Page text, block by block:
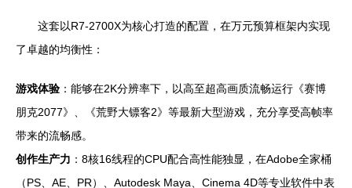
这套以R7-2700X为核心打造的配置，在万元预算框架内实现
了卓越的均衡性：
游戏体验 ：能够在2K分辨率下，以高至超高画质流畅运行《赛博
朋克2077》、《荒野大镖客2》等最新大型游戏，充分享受高帧率
带来的流畅感。
创作生产力 ：8核16线程的CPU配合高性能独显，在Adobe全家桶
（PS、AE、PR）、Autodesk Maya、Cinema 4D等专业软件中表